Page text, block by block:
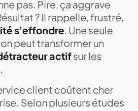
pas. Pire, ça aggrave
? Il rappelle, frustré,
s'effondre. Une seule
peut transformer un
actifsur les
client coûtent cher
Selon plusieurs études